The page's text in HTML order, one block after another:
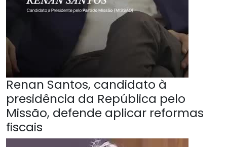
Renan Santos, candidato à
presidência da República pelo
Missão, defende aplicar reformas
fiscais